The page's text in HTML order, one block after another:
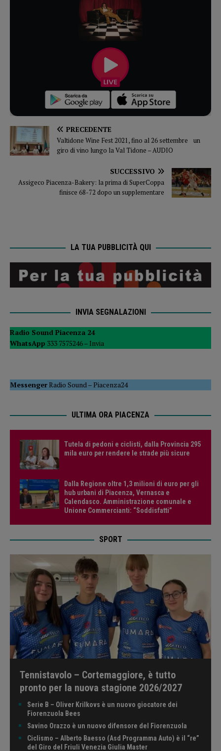
PRECEDENTE
Valtidone Wine Fest 2021, fino al 26 settembre un
giro di vino lungo la Val Tidone – AUDIO
SUCCESSIVO
Assigeco Piacenza-Bakery: la prima di SuperCoppa
finisce 68-72 dopo un supplementare
LA TUA PUBBLICITÀ QUI
INVIA SEGNALAZIONI
Radio Sound Piacenza 24
WhatsApp 333 7575246 – Invia
MessengerRadio Sound –Piacenza24
ULTIMA ORA PIACENZA
Tutela di pedoni e ciclisti, dalla Provincia 295
mila euro per rendere le strade più sicure
Dalla Regione oltre 1,3 milioni di euro per gli
hub urbani di Piacenza, Vernasca e
Calendasco. Amministrazione comunale e
Unione Commercianti: “Soddisfatti”
SPORT
Tennistavolo – Cortemaggiore, è tutto
pronto per la nuova stagione 2026/2027
Serie B – Oliver Krilkovs è un nuovo giocatore dei
Fiorenzuola Bees
Savino Orazzo è un nuovo difensore del Fiorenzuola
Ciclismo – Alberto Baesso (Asd Programma Auto) è il “re”
del Giro del Friuli Venezia Giulia Master